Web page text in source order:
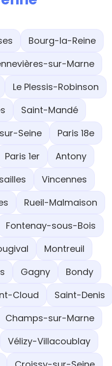
Bourg-la-Reine
sur-Marne
Le Plessis-Robinson
Saint-Mandé
Seine
Paris 18e
Paris 1er
Antony
Vincennes
Rueil-Malmaison
Fontenay-sous-Bois
Montreuil
Gagny
Bondy
Cloud
Saint-Denis
Champs-sur-Marne
Vélizy-Villacoublay